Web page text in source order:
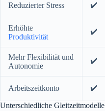
Reduzierter Stress ✔️
Erhöhte
Produktivität
✔️
Mehr Flexibilität und
Autonomie
✔️
Arbeitszeitkonto ✔️
Unterschiedliche Gleitzeitmodelle